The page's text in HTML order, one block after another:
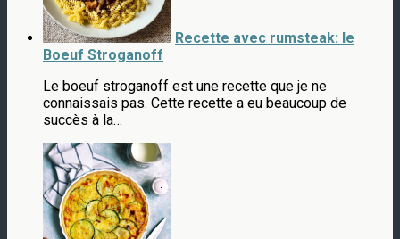
Recette avec rumsteak: le
Boeuf Stroganoff
Le boeuf stroganoff est une recette que je ne
connaissais pas. Cette recette a eu beaucoup de
succès à la…